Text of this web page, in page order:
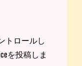
トロールし
を投稿しま